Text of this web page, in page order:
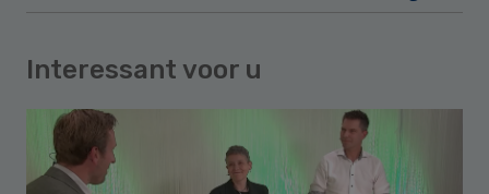
Interessant voor u